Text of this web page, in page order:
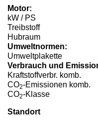
Motor:
kW / PS
Treibstoff
Hubraum
Umweltnormen:
Umweltplakette
Verbrauch und
Kraftstoffverbr. komb.
CO2-Emissionen komb.
CO2-Klasse
Standort